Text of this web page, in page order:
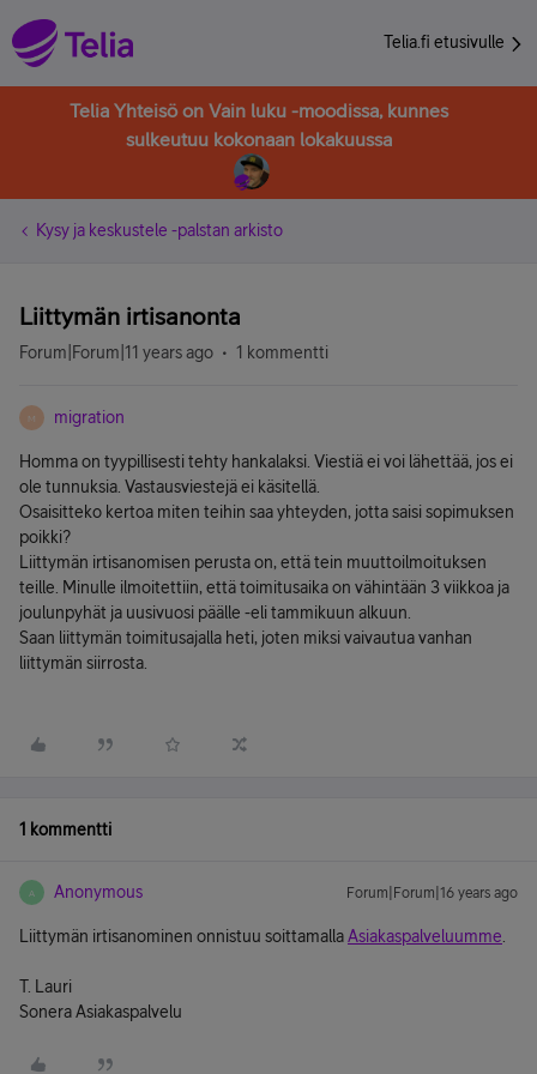
Telia.fi etusivulle
Telia Yhteisö on Vain luku -moodissa, kunnes
sulkeutuu kokonaan lokakuussa
Kysy ja keskustele -palstan arkisto
Liittymän irtisanonta
Forum|Forum|11 years ago 1 kommentti
M migration
Homma on tyypillisesti tehty hankalaksi. Viestiä ei voi lähettää, jos ei
ole tunnuksia. Vastausviestejä ei käsitellä.
Osaisitteko kertoa miten teihin saa yhteyden, jotta saisi sopimuksen
poikki?
Liittymän irtisanomisen perusta on, että tein muuttoilmoituksen
teille. Minulle ilmoitettiin, että toimitusaika on vähintään 3 viikkoa ja
joulunpyhät ja uusivuosi päälle -eli tammikuun alkuun.
Saan liittymän toimitusajalla heti, joten miksi vaivautua vanhan
liittymän siirrosta.
1 kommentti
A Anonymous Forum|Forum|16 years ago
Liittymän irtisanominen onnistuu soittamallaAsiakaspalveluumme
T. Lauri
Sonera Asiakaspalvelu